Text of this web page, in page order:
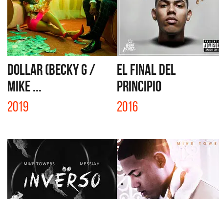
DOLLAR (BECKY G /
MIKE ...
2019
EL FINAL DEL
PRINCIPIO
2016